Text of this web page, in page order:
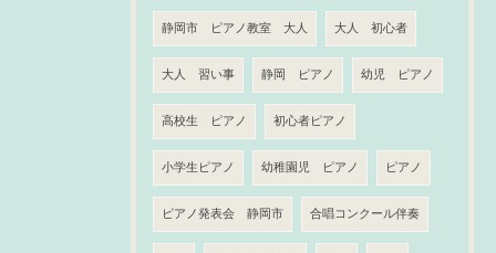
静岡市 ピアノ教室 大人 大人 初心者
大人 習い事 静岡 ピアノ 幼児 ピアノ
高校生 ピアノ 初心者ピアノ
小学生ピアノ 幼稚園児 ピアノ ピアノ
ピアノ発表会 静岡市 合唱コンクール伴奏